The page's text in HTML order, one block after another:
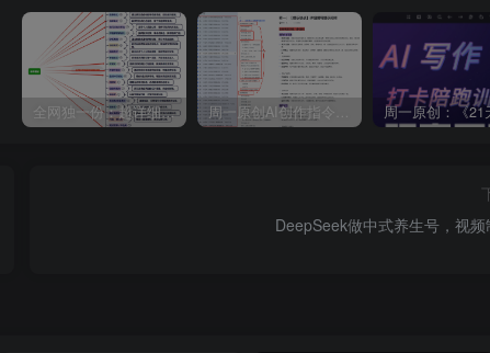
全网独一份：超详细的40+个自媒体赛道领域解析手册，让你的内容创作不再局限！ 周一原创AI创作指令词：30+个领域赛道的创作提示词集合
DeepSeek做中式养生号，视频